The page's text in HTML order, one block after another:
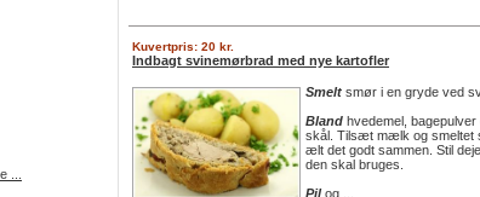
...
Kuvertpris: 20 kr.
Indbagt svinemørbrad med nye kartofler
Smelt smør i en gryde ved
Bland hvedemel, bagepulver
skål. Tilsæt mælk og smeltet
ælt det godt sammen. Stil
den skal bruges.
Pilog ...